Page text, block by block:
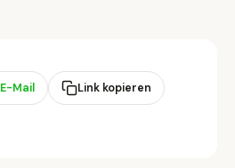
E-Mail Link kopieren